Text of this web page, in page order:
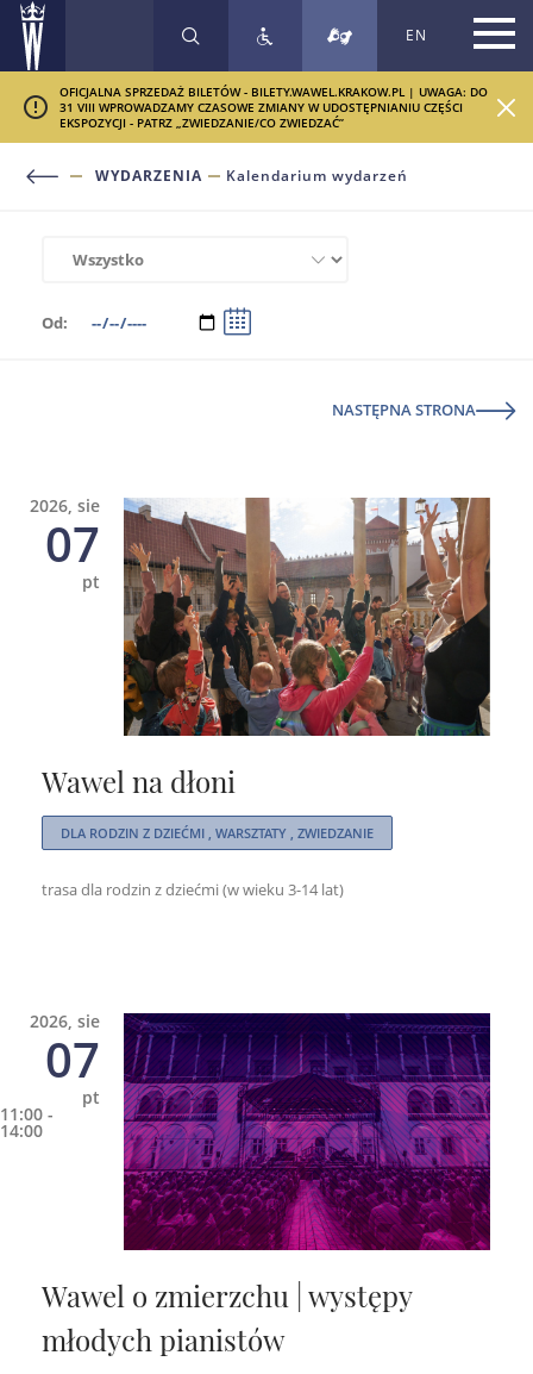
SZUKAJ EN
OFICJALNA SPRZEDAŻ BILETÓW - BILETY.WAWEL.KRAKOW.PL | UWAGA: DO
31 VIII WPROWADZAMY CZASOWE ZMIANY W UDOSTĘPNIANIU CZĘŚCI
EKSPOZYCJI - PATRZ „ZWIEDZANIE/CO ZWIEDZAĆ”
WYDARZENIA Kalendarium wydarzeń
Sortowanie
Od:
NASTĘPNA STRONA
2026, sie
07
pt
Wawel na dłoni
DLA RODZIN Z DZIEĆMI , WARSZTATY , ZWIEDZANIE
trasa dla rodzin z dziećmi (w wieku 3-14 lat)
2026, sie
07
pt
11:00 -
14:00
Wawel o zmierzchu | występy
młodych pianistów